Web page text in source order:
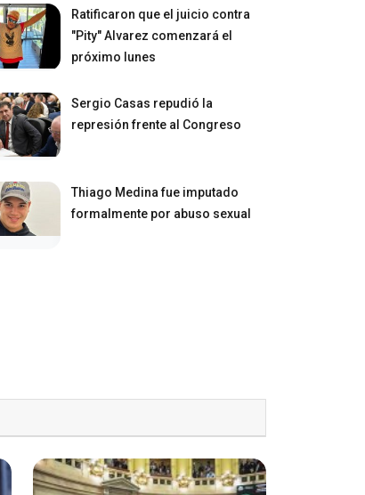
Ratificaron que el juicio contra
"Pity" Alvarez comenzará el
próximo lunes
Sergio Casas repudió la
represión frente al Congreso
Thiago Medina fue imputado
formalmente por abuso sexual